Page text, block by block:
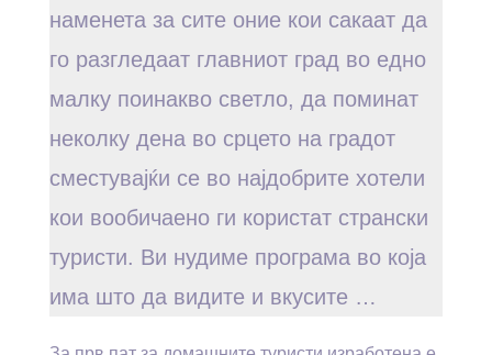
наменета за сите оние кои сакаат да
го разгледаат главниот град во едно
малку поинакво светло, да поминат
неколку дена во срцето на градот
сместувајќи се во најдобрите хотели
кои вообичаено ги користат странски
туристи. Ви нудиме програма во која
има што да видите и вкусите …